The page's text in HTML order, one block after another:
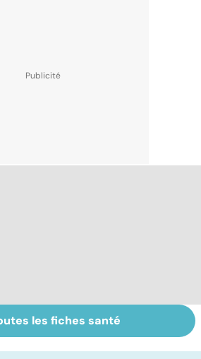
Votre santé en
vacances
les fiches santé